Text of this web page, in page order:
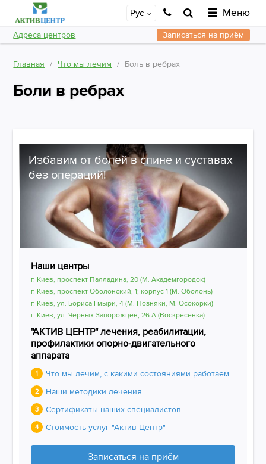
Рус Меню
Адреса центров Записаться на приём
Главная Что мы лечим Боль в ребрах
Боли в ребрах
Избавим от болей в спине и суставах
без операций!
Наши центры
г. Киев, проспект Палладина, 20 (М. Академгородок)
г. Киев, проспект Оболонский, 1; корпус 1 (М. Оболонь)
г. Киев, ул. Бориса Гмыри, 4 (М. Позняки, М. Осокорки)
г. Киев, ул. Черных Запорожцев, 26 А (Воскресенка)
"АКТИВ ЦЕНТР" лечения, реабилитации,
профилактики опорно-двигательного
аппарата
1 Что мы лечим, с какими состояниями работаем
2 Наши методики лечения
3 Сертификаты наших специалистов
4 Стоимость услуг "Актив Центр"
Записаться на приём